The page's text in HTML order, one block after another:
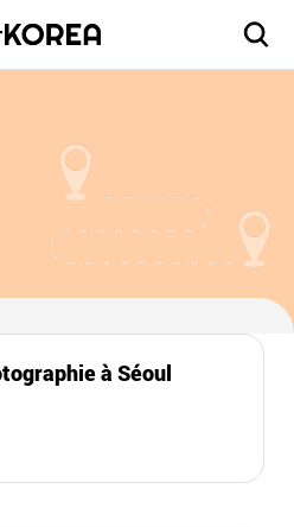
à Séoul